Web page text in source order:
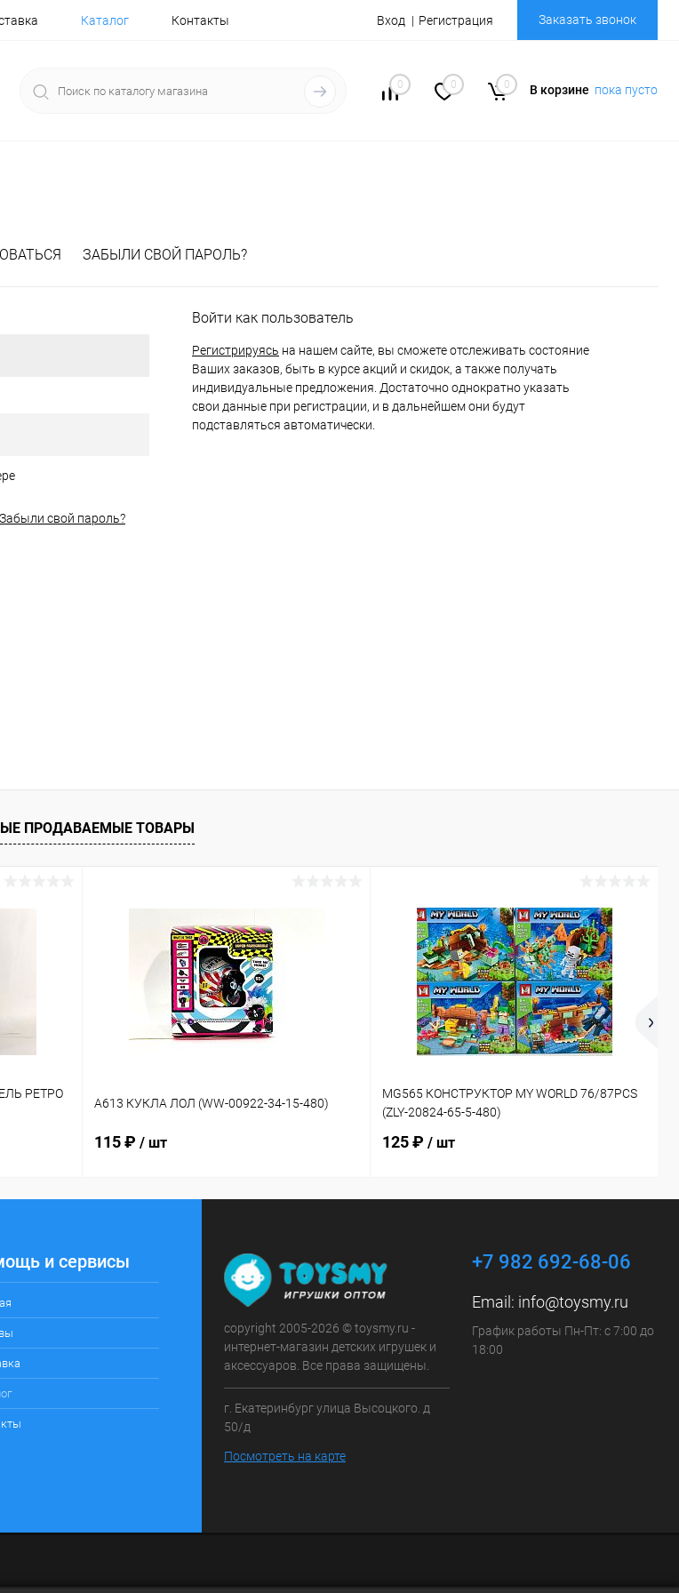
Каталог Контакты Вход Регистрация Заказать звонок
0 0 0 В корзине пока пусто
ЗАБЫЛИ СВОЙ ПАРОЛЬ?
Забыли свой пароль?
Войти как пользователь
Регистрируясь на нашем сайте, вы сможете отслеживать состояние
Ваших заказов, быть в курсе акций и скидок, а также получать
индивидуальные предложения. Достаточно однократно указать
свои данные при регистрации, и в дальнейшем они будут
подставляться автоматически.
ПРОДАВАЕМЫЕ ТОВАРЫ
РЕТРО
A613 КУКЛА ЛОЛ (WW-00922-34-15-480)
115 ₽ / шт
MG565 КОНСТРУКТОР MY WORLD 76/87PCS
(ZLY-20824-65-5-480)
125 ₽ / шт
и сервисы
copyright 2005-2026 © toysmy.ru -
интернет-магазин детских игрушек и
аксессуаров. Все права защищены.
г. Екатеринбург улица Высоцкого. д
50/д
Посмотреть на карте
+7 982 692-68-06
Email: info@toysmy.ru
График работы Пн-Пт: с 7:00 до
18:00